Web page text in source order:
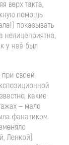
верх такта,
помощь
показывать
нелицеприятна,
у неё был
своей
какие
— мало
фанатиком
Ленкой)